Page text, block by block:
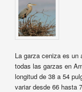
La garza ceniza es un
todas las garzas en
longitud de 38 a 54
variar desde 66 hasta